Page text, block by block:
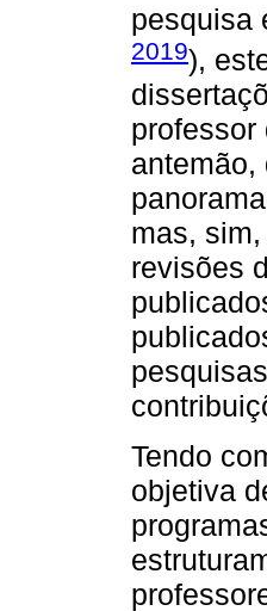
pesquisa
2019),
professor
antemão,
mas,
revisões
Tendo
objetiva